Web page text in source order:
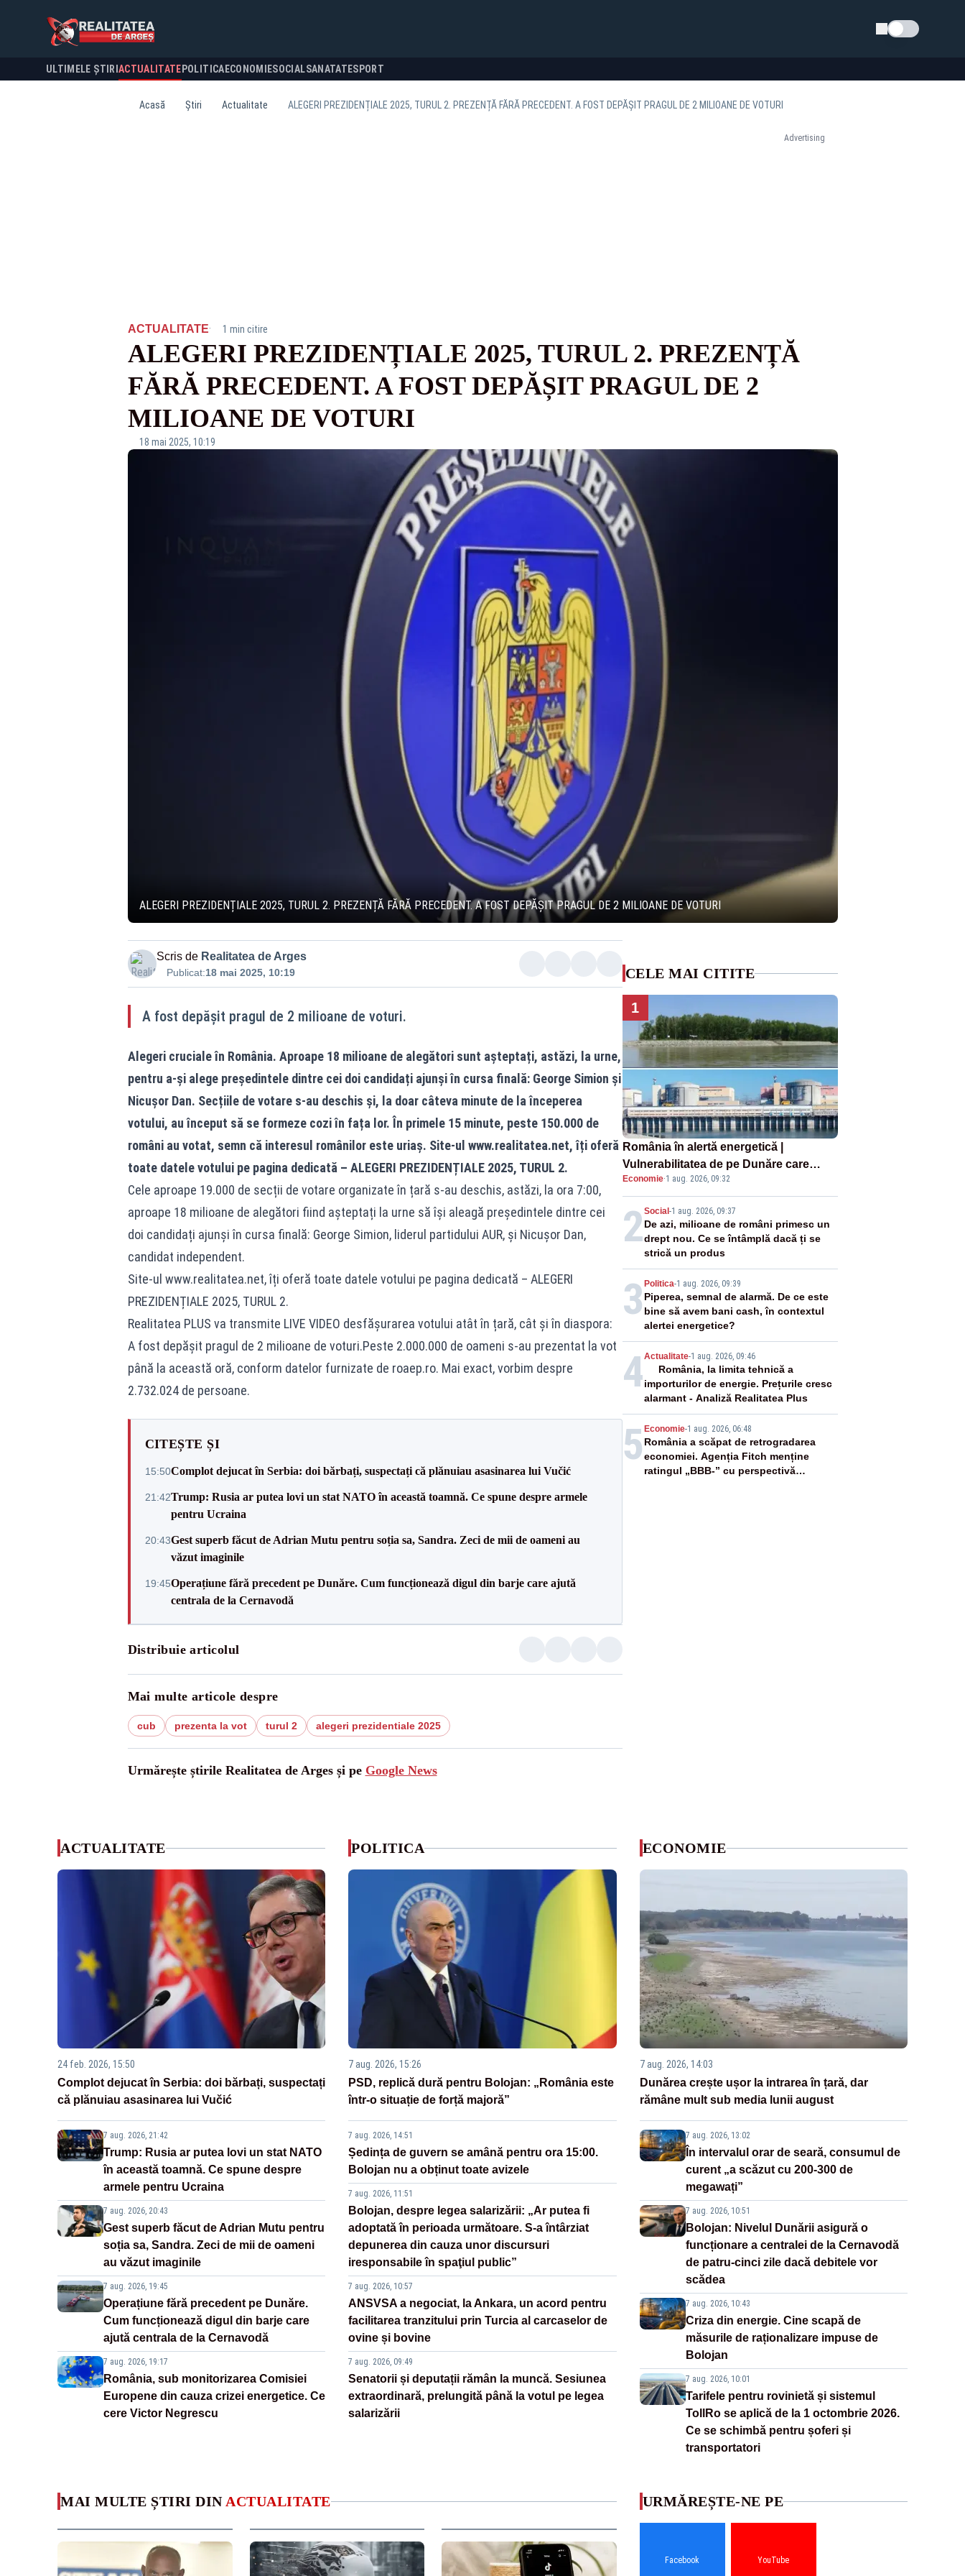
Schimba tema
ULTIMELE ȘTIRI ACTUALITATE POLITICA ECONOMIESOCIALSANATATESPORT
Acasă Știri Actualitate ALEGERI PREZIDENȚIALE 2025, TURUL 2. PREZENȚĂ FĂRĂ PRECEDENT. A FOST DEPĂȘIT PRAGUL DE 2 MILIOANE DE VOTURI
Advertising
ACTUALITATE· 1 min citire
ALEGERI PREZIDENȚIALE 2025, TURUL 2. PREZENȚĂ
FĂRĂ PRECEDENT. A FOST DEPĂȘIT PRAGUL DE 2
MILIOANE DE VOTURI
18 mai 2025, 10:19
ALEGERI PREZIDENȚIALE 2025, TURUL 2. PREZENȚĂ FĂRĂ PRECEDENT. A FOST DEPĂȘIT PRAGUL DE 2 MILIOANE DE VOTURI
Scris de Realitatea de Arges
Publicat:18 mai 2025, 10:19
A fost depășit pragul de 2 milioane de voturi.
Alegeri cruciale în România. Aproape 18 milioane de alegători sunt așteptați, astăzi, la urne,
pentru a-și alege președintele dintre cei doi candidați ajunși în cursa finală: George Simion și
Nicușor Dan. Secțiile de votare s-au deschis și, la doar câteva minute de la începerea
votului, au început să se formeze cozi în fața lor. În primele 15 minute, peste 150.000 de
români au votat, semn că interesul românilor este uriaș. Site-ul www.realitatea.net, îți oferă
toate datele votului pe pagina dedicată – ALEGERI PREZIDENȚIALE 2025, TURUL 2.
Cele aproape 19.000 de secții de votare organizate în țară s-au deschis, astăzi, la ora 7:00,
aproape 18 milioane de alegători fiind așteptați la urne să își aleagă președintele dintre cei
doi candidați ajunși în cursa finală: George Simion, liderul partidului AUR, și Nicușor Dan,
candidat independent.
Site-ul www.realitatea.net, îți oferă toate datele votului pe pagina dedicată – ALEGERI
PREZIDENȚIALE 2025, TURUL 2.
Realitatea PLUS va transmite LIVE VIDEO desfășurarea votului atât în țară, cât și în diaspora:
A fost depășit pragul de 2 milioane de voturi.Peste 2.000.000 de oameni s-au prezentat la vot
până la această oră, conform datelor furnizate de roaep.ro. Mai exact, vorbim despre
2.732.024 de persoane.
CITEȘTE ȘI
15:50Complot dejucat în Serbia: doi bărbați, suspectați că plănuiau asasinarea lui Vučić
21:42Trump: Rusia ar putea lovi un stat NATO în această toamnă. Ce spune despre armele
pentru Ucraina
20:43Gest superb făcut de Adrian Mutu pentru soția sa, Sandra. Zeci de mii de oameni au
văzut imaginile
19:45Operațiune fără precedent pe Dunăre. Cum funcționează digul din barje care ajută
centrala de la Cernavodă
Distribuie articolul
Mai multe articole despre
cub prezenta la vot turul 2 alegeri prezidentiale 2025
Urmărește știrile Realitatea de Arges și pe Google News
CELE MAI CITITE
1
România în alertă energetică |
Vulnerabilitatea de pe Dunăre care
pune în pericol Centrala Cernavodă era
cunoscută de pe vremea lui Ceaușescu
Economie·1 aug. 2026, 09:32
2Social -1 aug. 2026, 09:37
De azi, milioane de români primesc un
drept nou. Ce se întâmplă dacă ți se
strică un produs
3 Politica-1 aug. 2026, 09:39
Piperea, semnal de alarmă. De ce este
bine să avem bani cash, în contextul
alertei energetice?
4Actualitate-1 aug. 2026, 09:46
România, la limita tehnică a
importurilor de energie. Prețurile cresc
alarmant - Analiză Realitatea Plus
5 Economie-1 aug. 2026, 06:48
România a scăpat de retrogradarea
economiei. Agenția Fitch menține
ratingul „BBB-” cu perspectivă
ACTUALITATE
24 feb. 2026, 15:50
Complot dejucat în Serbia: doi bărbați, suspectați
că plănuiau asasinarea lui Vučić
7 aug. 2026, 21:42
Trump: Rusia ar putea lovi un stat NATO
în această toamnă. Ce spune despre
armele pentru Ucraina
7 aug. 2026, 20:43
Gest superb făcut de Adrian Mutu pentru
soția sa, Sandra. Zeci de mii de oameni
au văzut imaginile
7 aug. 2026, 19:45
Operațiune fără precedent pe Dunăre.
Cum funcționează digul din barje care
ajută centrala de la Cernavodă
7 aug. 2026, 19:17
România, sub monitorizarea Comisiei
Europene din cauza crizei energetice. Ce
cere Victor Negrescu
POLITICA
7 aug. 2026, 15:26
PSD, replică dură pentru Bolojan: „România este
într-o situație de forță majoră”
7 aug. 2026, 14:51
Ședința de guvern se amână pentru ora 15:00.
Bolojan nu a obținut toate avizele
7 aug. 2026, 11:51
Bolojan, despre legea salarizării: „Ar putea fi
adoptată în perioada următoare. S-a întârziat
depunerea din cauza unor discursuri
iresponsabile în spaţiul public”
7 aug. 2026, 10:57
ANSVSA a negociat, la Ankara, un acord pentru
facilitarea tranzitului prin Turcia al carcaselor de
ovine și bovine
7 aug. 2026, 09:49
Senatorii și deputații rămân la muncă. Sesiunea
extraordinară, prelungită până la votul pe legea
salarizării
ECONOMIE
7 aug. 2026, 14:03
Dunărea crește ușor la intrarea în țară, dar
rămâne mult sub media lunii august
7 aug. 2026, 13:02
În intervalul orar de seară, consumul de
curent „a scăzut cu 200-300 de
megawați”
7 aug. 2026, 10:51
Bolojan: Nivelul Dunării asigură o
funcționare a centralei de la Cernavodă
de patru-cinci zile dacă debitele vor
scădea
7 aug. 2026, 10:43
Criza din energie. Cine scapă de
măsurile de raționalizare impuse de
Bolojan
7 aug. 2026, 10:01
Tarifele pentru rovinietă și sistemul
TollRo se aplică de la 1 octombrie 2026.
Ce se schimbă pentru șoferi și
transportatori
MAI MULTE ȘTIRI DIN ACTUALITATE URMĂREȘTE-NE PE
Facebook YouTube